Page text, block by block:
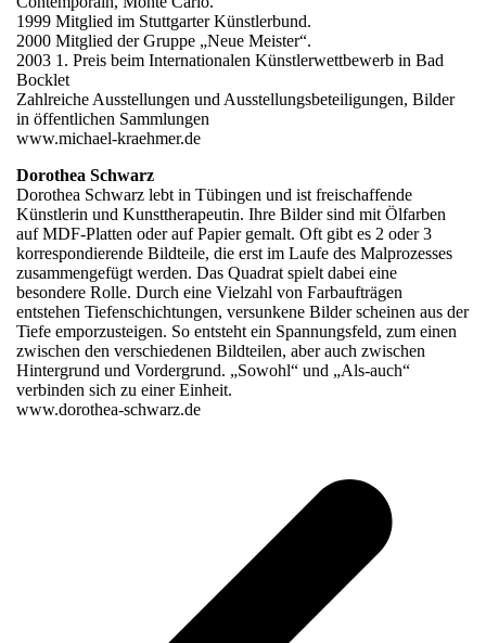
1999 Mitglied im Stuttgarter Künstlerbund.
2000 Mitglied der Gruppe „Neue Meister“.
2003 1. Preis beim Internationalen Künstlerwettbewerb in Bad
Bocklet
Zahlreiche Ausstellungen und Ausstellungsbeteiligungen, Bilder
in öffentlichen Sammlungen
www.michael-kraehmer.de
Dorothea Schwarz
Dorothea Schwarz lebt in Tübingen und ist freischaffende
Künstlerin und Kunsttherapeutin. Ihre Bilder sind mit Ölfarben
auf MDF-Platten oder auf Papier gemalt. Oft gibt es 2 oder 3
korrespondierende Bildteile, die erst im Laufe des Malprozesses
zusammengefügt werden. Das Quadrat spielt dabei eine
besondere Rolle. Durch eine Vielzahl von Farbaufträgen
entstehen Tiefenschichtungen, versunkene Bilder scheinen aus der
Tiefe emporzusteigen. So entsteht ein Spannungsfeld, zum einen
zwischen den verschiedenen Bildteilen, aber auch zwischen
Hintergrund und Vordergrund. „Sowohl“ und „Als-auch“
verbinden sich zu einer Einheit.
www.dorothea-schwarz.de